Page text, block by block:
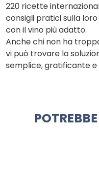
220 ricette
consigli pratici sulla
con il vino più adatto.
Anche chi non ha
vi può trovare la
semplice, gratificante e